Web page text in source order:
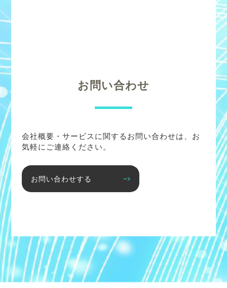
お問い合わせ
会社概要・サービスに関するお問い合わせは、お
気軽にご連絡ください。
お問い合わせする